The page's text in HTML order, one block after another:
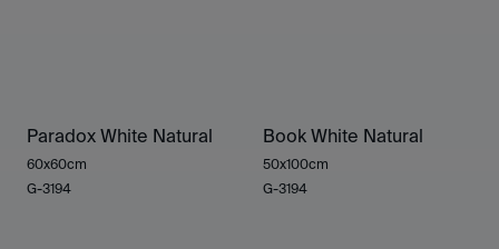
Paradox White Natural
60x60cm
G-3194
Book White Natural
50x100cm
G-3194